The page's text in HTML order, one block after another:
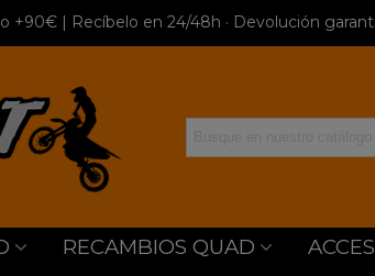
+90€ | Recíbelo en 24/48h · Devolución
RECAMBIOS QUAD